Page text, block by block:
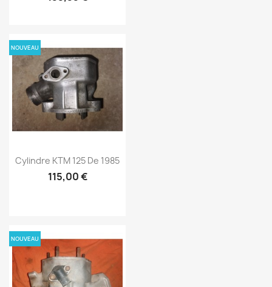
Cylindre KTM 125 De 1985
115,00 €
NOUVEAU
NOUVEAU